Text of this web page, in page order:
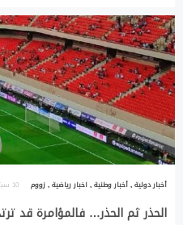
أخبار دولية,أخبار وطنية,اخبار رياضية,زووم 10 سبتمبر 2025
الحذر ثم الحذر… فالمؤامرة قد